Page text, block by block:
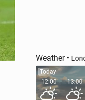
Weather•
Today
12:00
13:00